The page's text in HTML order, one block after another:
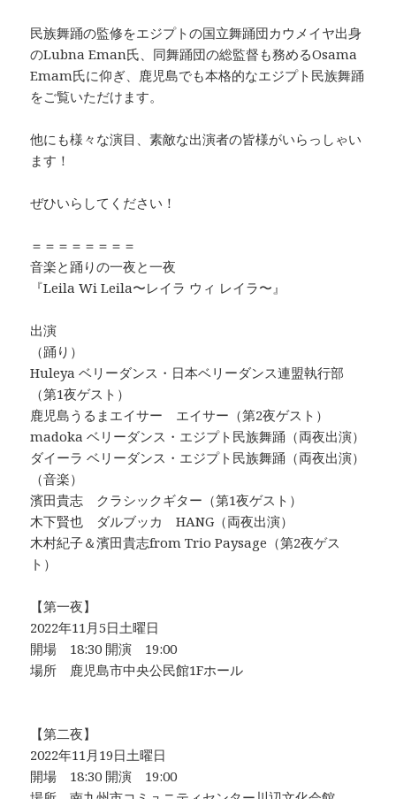
民族舞踊の監修をエジプトの国立舞踊団カウメイヤ出身
のLubna Eman氏、同舞踊団の総監督も務めるOsama
Emam氏に仰ぎ、鹿児島でも本格的なエジプト民族舞踊
をご覧いただけます。
他にも様々な演目、素敵な出演者の皆様がいらっしゃい
ます！
ぜひいらしてください！
＝＝＝＝＝＝＝＝
音楽と踊りの一夜と一夜
『Leila Wi Leila〜レイラ ウィ レイラ〜』
出演
（踊り）
Huleya ベリーダンス・日本ベリーダンス連盟執行部
（第1夜ゲスト）
鹿児島うるまエイサー エイサー（第2夜ゲスト）
madoka ベリーダンス・エジプト民族舞踊（両夜出演）
ダイーラ ベリーダンス・エジプト民族舞踊（両夜出演）
（音楽）
濱田貴志 クラシックギター（第1夜ゲスト）
木下賢也 ダルブッカ HANG（両夜出演）
木村紀子＆濱田貴志from Trio Paysage（第2夜ゲス
ト）
【第一夜】
2022年11月5日土曜日
開場 18:30 開演 19:00
場所 鹿児島市中央公民館1Fホール
【第二夜】
2022年11月19日土曜日
開場 18:30 開演 19:00